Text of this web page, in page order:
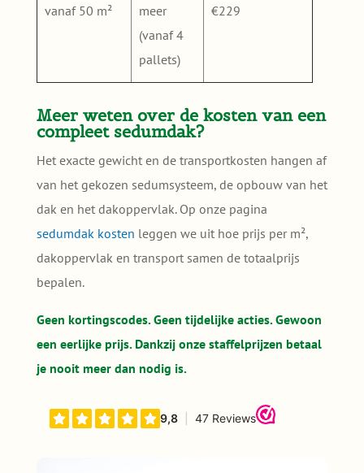
vanaf 50 m²
meer
(vanaf 4
pallets)
€229
Meer weten over de kosten van een
compleet sedumdak?
Het exacte gewicht en de transportkosten hangen af
van het gekozen sedumsysteem, de opbouw van het
dak en het dakoppervlak. Op onze pagina
sedumdak kosten leggen we uit hoe prijs per m²,
dakoppervlak en transport samen de totaalprijs
bepalen.
Geen kortingscodes. Geen tijdelijke acties. Gewoon
een eerlijke prijs. Dankzij onze staffelprijzen betaal
je nooit meer dan nodig is.